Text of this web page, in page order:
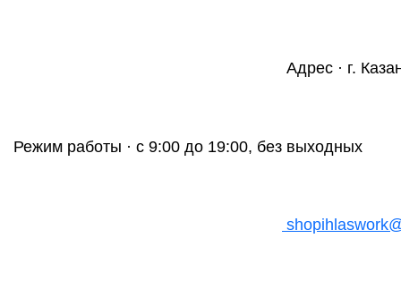
Адрес · г.
Режим работы · с 9:00 до 19:00, без выходных